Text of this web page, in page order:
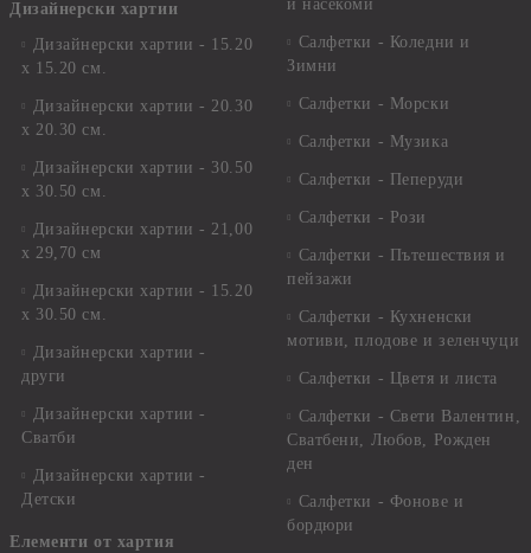
Дизайнерски хартии
Дизайнерски хартии - 15.20
х 15.20 см.
Дизайнерски хартии - 20.30
х 20.30 см.
Дизайнерски хартии - 30.50
х 30.50 см.
Дизайнерски хартии - 21,00
х 29,70 см
Дизайнерски хартии - 15.20
x 30.50 см.
Дизайнерски хартии -
други
Дизайнерски хартии -
Сватби
Дизайнерски хартии -
Детски
Елементи от хартия
и насекоми
Салфетки - Коледни и
Зимни
Салфетки - Морски
Салфетки - Музика
Салфетки - Пеперуди
Салфетки - Рози
Салфетки - Пътешествия и
пейзажи
Салфетки - Кухненски
мотиви, плодове и зеленчуци
Салфетки - Цветя и листа
Салфетки - Свети Валентин,
Сватбени, Любов, Рожден
ден
Салфетки - Фонове и
бордюри